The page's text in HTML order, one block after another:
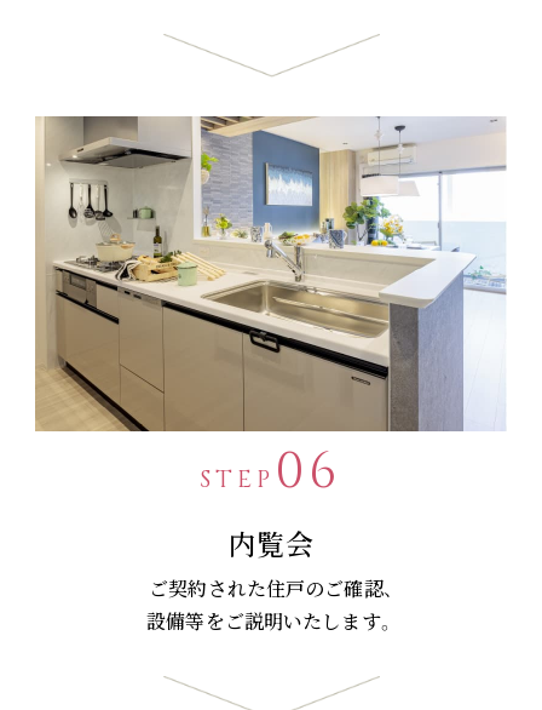
STEP 06
内覧会
ご契約された住戸のご確認、
設備等をご説明いたします。